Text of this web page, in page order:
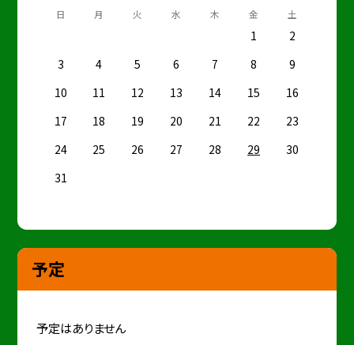
日 月 火 水 木 金 土
1
2
3
4 5 6 7 8
9
10
11 12 13 14 15
16
17
18 19 20 21 22
23
24
25 26 27 28 29
30
31
予定
予定はありません